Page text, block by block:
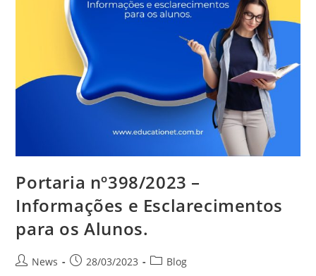
Portaria nº398/2023 –
Informações e Esclarecimentos
para os Alunos.
News 28/03/2023 Blog